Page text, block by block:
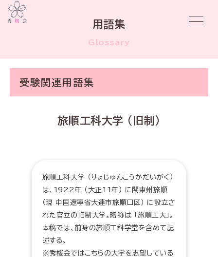
用語集
Glossary
受験関連用語集
旅順工科大学 (旧制)
旅順工科大学 （りょじゅんこうかだいがく）
は、1922年 （大正11年） に関東州旅順
（現 中国遼寧省大連市旅順口区） に設立さ
れた官立の旧制大学。略称は 「旅順工大」。
本稿では、前身の旅順工科学堂を含めて記
述する。
※秀桜会ではこちらの大学を志望している